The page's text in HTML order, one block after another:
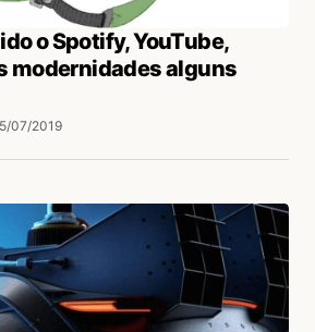
o Spotify, YouTube,
modernidades alguns
07/2019